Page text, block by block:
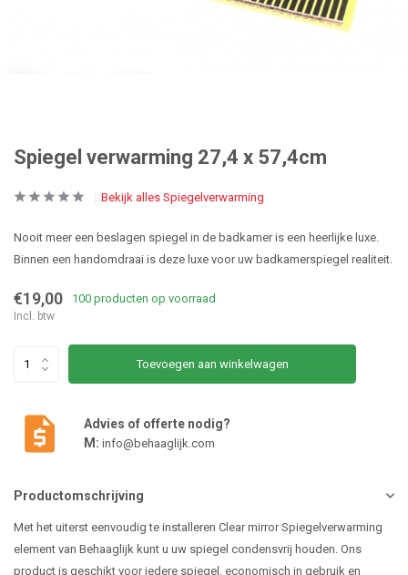
Spiegel verwarming 27,4 x 57,4cm
Bekijk alles Spiegelverwarming
Nooit meer een beslagen spiegel in de badkamer is een heerlijke luxe.
Binnen een handomdraai is deze luxe voor uw badkamerspiegel realiteit.
€19,00 100 producten op voorraad
Incl. btw
Toevoegen aan winkelwagen
Advies of offerte nodig?
M: info@behaaglijk.com
Productomschrijving
Met het uiterst eenvoudig te installeren Clear mirror Spiegelverwarming
element van Behaaglijk kunt u uw spiegel condensvrij houden. Ons
product is geschikt voor iedere spiegel, economisch in gebruik en